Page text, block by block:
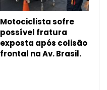
Motociclista sofre
possível fratura
exposta após colisão
frontal na Av. Brasil.